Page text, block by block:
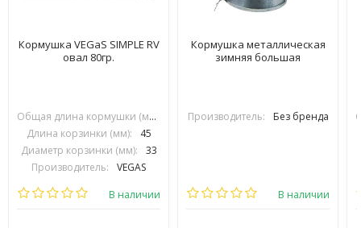
Кормушка VEGaS SIMPLE RV
овал 80гр.
Общая длина кормушки (мм):
Длина корзинки (мм):
45
Диаметр корзинки (мм):
33
Производитель:
VEGAS
В наличии
Кормушка металлическая
зимняя большая
Производитель: Без бренда
В наличии